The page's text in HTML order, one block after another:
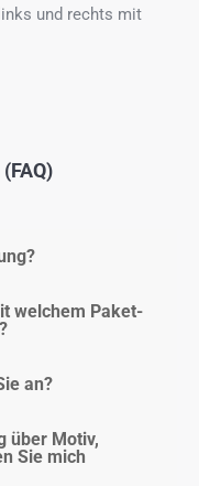
und rechts mit
welchem Paket-
an?
über Motiv,
Sie mich